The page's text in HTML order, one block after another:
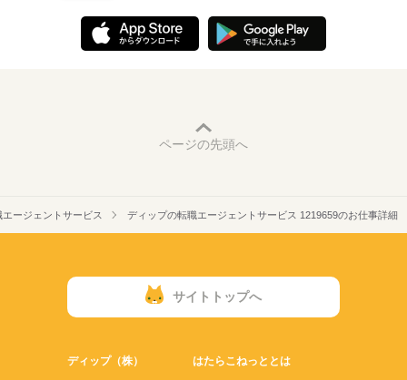
ページの先頭へ
ージェントサービス ディップの転職エージェントサービス 1219659のお仕事詳細
サイトトップへ
ディップ（株） はたらこねっととは